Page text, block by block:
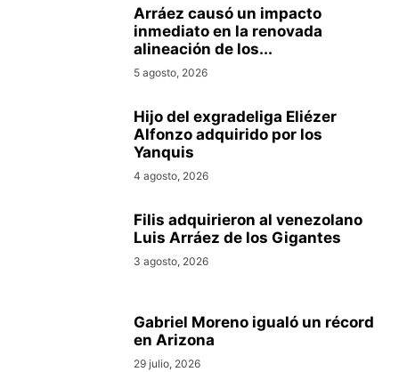
Arráez causó un impacto
inmediato en la renovada
alineación de los...
5 agosto, 2026
Hijo del exgradeliga Eliézer
Alfonzo adquirido por los
Yanquis
4 agosto, 2026
Filis adquirieron al venezolano
Luis Arráez de los Gigantes
3 agosto, 2026
Gabriel Moreno igualó un récord
en Arizona
29 julio, 2026